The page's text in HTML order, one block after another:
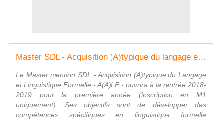
Master SDL - Acquisition (A)typique du langage et linguistique formelle - 2018/2019 - A.N.A.E
Le Master mention SDL - Acquisition (A)typique du Langage
et Linguistique Formelle - A(A)LF - ouvrira à la rentrée 2018-
2019 pour la première année (inscription en M1
uniquement). Ses objectifs sont de développer des
compétences spécifiques en linguistique formelle